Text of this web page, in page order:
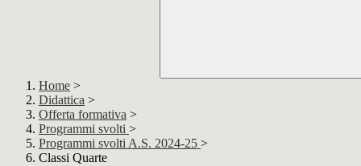
Home >
Didattica >
Offerta formativa >
Programmi svolti >
Programmi svolti A.S. 2024-25 >
Classi Quarte